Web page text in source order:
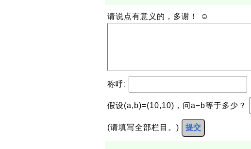
请说点有意义的，多谢！ ☺
称呼:
假设(a,b)=(10,10)，问a−b等于多少？
(请填写全部栏目。) 提交